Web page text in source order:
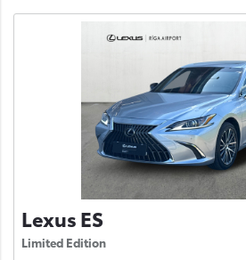
Lexus ES
Limited Edition